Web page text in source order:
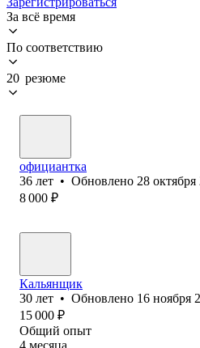
За всё время
По соответствию
20 резюме
официантка
36 лет • Обновлено 28 октября
8 000 ₽
Кальянщик
30 лет • Обновлено 16 ноября
15 000 ₽
Общий опыт
4 месяца